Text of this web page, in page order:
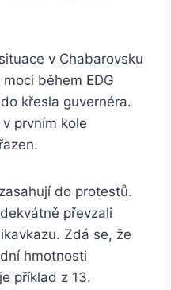
v Chabarovsku
během EDG
křesla guvernéra.
prvním kole
do protestů.
převzali
Zdá se, že
hmotnosti
příklad z 13.